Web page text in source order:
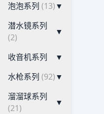
泡泡系列 (13)▼
潜水镜系列
(2)
▼
收音机系列
▼
水枪系列 (92)▼
溜溜球系列
(21)
▼